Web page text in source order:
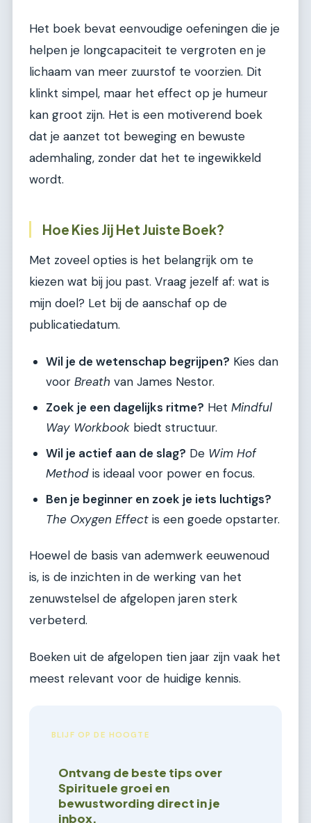
Het boek bevat eenvoudige oefeningen die je
helpen je longcapaciteit te vergroten en je
lichaam van meer zuurstof te voorzien. Dit
klinkt simpel, maar het effect op je humeur
kan groot zijn. Het is een motiverend boek
dat je aanzet tot beweging en bewuste
ademhaling, zonder dat het te ingewikkeld
wordt.
Hoe Kies Jij Het Juiste Boek?
Met zoveel opties is het belangrijk om te
kiezen wat bij jou past. Vraag jezelf af: wat is
mijn doel? Let bij de aanschaf op de
publicatiedatum.
Wil je de wetenschap begrijpen? Kies dan
voor Breath van James Nestor.
Zoek je een dagelijks ritme? Het Mindful
Way Workbook biedt structuur.
Wil je actief aan de slag? De Wim Hof
Method is ideaal voor power en focus.
Ben je beginner en zoek je iets luchtigs?
The Oxygen Effect is een goede opstarter.
Hoewel de basis van ademwerk eeuwenoud
is, is de inzichten in de werking van het
zenuwstelsel de afgelopen jaren sterk
verbeterd.
Boeken uit de afgelopen tien jaar zijn vaak het
meest relevant voor de huidige kennis.
BLIJF OP DE HOOGTE
Ontvang de beste tips over
Spirituele groei en
bewustwording direct in je
inbox.